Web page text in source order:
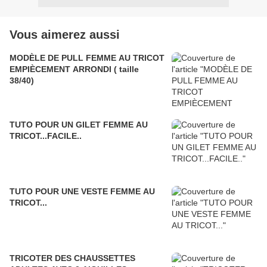
Vous aimerez aussi
MODÈLE DE PULL FEMME AU TRICOT
EMPIÈCEMENT ARRONDI ( taille
38/40)
TUTO POUR UN GILET FEMME AU
TRICOT...FACILE..
TUTO POUR UNE VESTE FEMME AU
TRICOT...
TRICOTER DES CHAUSSETTES